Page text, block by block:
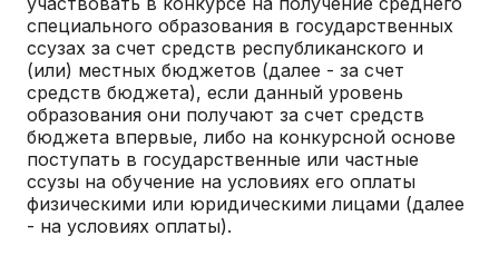
специального образования в государственных
ссузах за счет средств республиканского и
(или) местных бюджетов (далее - за счет
средств бюджета), если данный уровень
образования они получают за счет средств
бюджета впервые, либо на конкурсной основе
поступать в государственные или частные
ссузы на обучение на условиях его оплаты
физическими или юридическими лицами (далее
- на условиях оплаты).